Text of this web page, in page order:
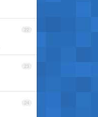
22
23
24